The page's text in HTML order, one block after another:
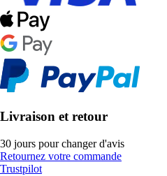
Livraison et retour
30 jours pour changer d'avis
Retournez votre commande
Trustpilot